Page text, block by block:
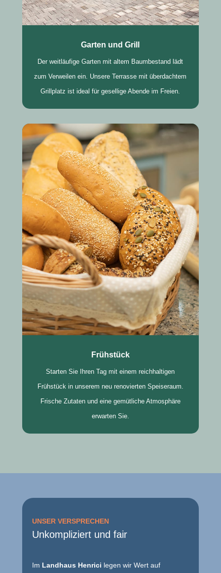
Garten und Grill
Der weitläufige Garten mit altem Baumbestand lädt
zum Verweilen ein. Unsere Terrasse mit überdachtem
Grillplatz ist ideal für gesellige Abende im Freien.
Frühstück
Starten Sie Ihren Tag mit einem reichhaltigen
Frühstück in unserem neu renovierten Speiseraum.
Frische Zutaten und eine gemütliche Atmosphäre
erwarten Sie.
UNSER VERSPRECHEN
Unkompliziert und fair
Im Landhaus Henrici legen wir Wert auf